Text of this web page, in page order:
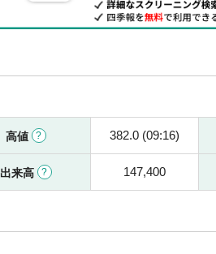
高値 382.0 (09:16)
出来高 147,400